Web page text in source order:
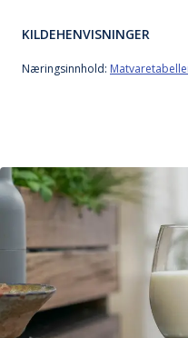
KILDEHENVISNINGER
Næringsinnhold: